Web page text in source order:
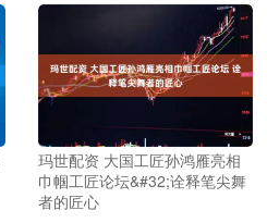
玛世配资 大国工匠孙鸿雁亮相
巾帼工匠论坛&#32;诠释笔尖舞
者的匠心